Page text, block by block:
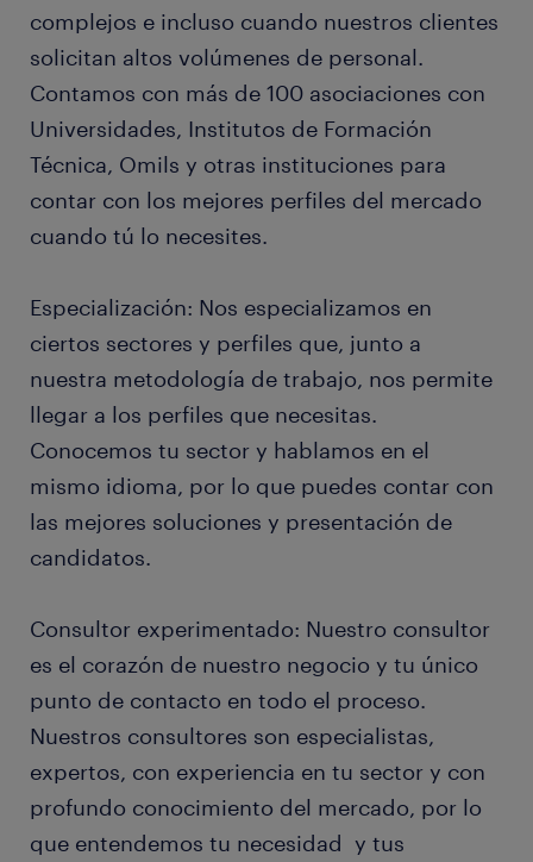
complejos e incluso cuando nuestros clientes
solicitan altos volúmenes de personal.
Contamos con más de 100 asociaciones con
Universidades, Institutos de Formación
Técnica, Omils y otras instituciones para
contar con los mejores perfiles del mercado
cuando tú lo necesites.
Especialización: Nos especializamos en
ciertos sectores y perfiles que, junto a
nuestra metodología de trabajo, nos permite
llegar a los perfiles que necesitas.
Conocemos tu sector y hablamos en el
mismo idioma, por lo que puedes contar con
las mejores soluciones y presentación de
candidatos.
Consultor experimentado: Nuestro consultor
es el corazón de nuestro negocio y tu único
punto de contacto en todo el proceso.
Nuestros consultores son especialistas,
expertos, con experiencia en tu sector y con
profundo conocimiento del mercado, por lo
que entendemos tu necesidad y tus